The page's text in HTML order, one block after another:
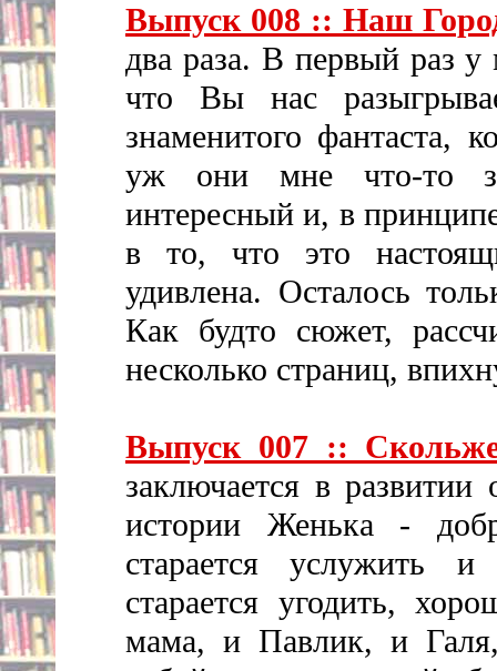
Выпуск 008 :: Наш
два раза. В первый раз
что Вы нас
знаменитого фантаста,
уж они мне что-то
интересный и, в
в то, что это
удивлена. Осталось
Как будто сюжет,
несколько страниц,
Выпуск 007 ::
заключается в развитии
истории Женька -
старается услужить
старается угодить,
мама, и Павлик, и